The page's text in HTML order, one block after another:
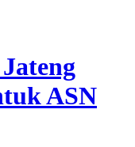
ASN